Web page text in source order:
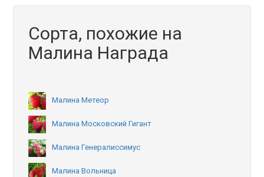
Сорта, похожие на
Малина Награда
Малина Метеор
Малина Московский Гигант
Малина Генералиссимус
Малина Вольница